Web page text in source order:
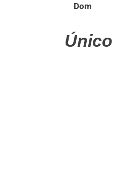
Dom